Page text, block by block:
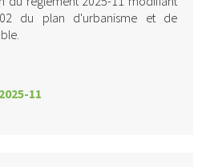
du plan d'urbanisme et de
11